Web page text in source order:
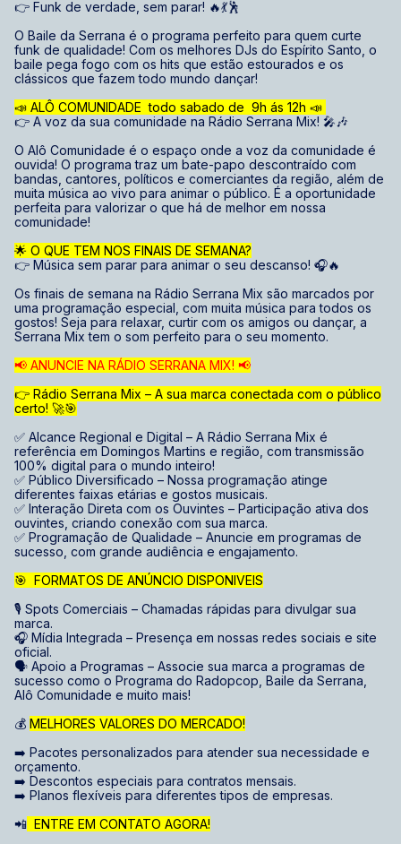
👉 Funk de verdade, sem parar! 🔥💃🕺
O Baile da Serrana é o programa perfeito para quem curte
funk de qualidade! Com os melhores DJs do Espírito Santo, o
baile pega fogo com os hits que estão estourados e os
clássicos que fazem todo mundo dançar!
📣 ALÔ COMUNIDADE todo sabado de 9h ás 12h 📣
👉 A voz da sua comunidade na Rádio Serrana Mix! 🎤🎶
O Alô Comunidade é o espaço onde a voz da comunidade é
ouvida! O programa traz um bate-papo descontraído com
bandas, cantores, políticos e comerciantes da região, além de
muita música ao vivo para animar o público. É a oportunidade
perfeita para valorizar o que há de melhor em nossa
comunidade!
🌟 O QUE TEM NOS FINAIS DE SEMANA?
👉 Música sem parar para animar o seu descanso! 🎧🔥
Os finais de semana na Rádio Serrana Mix são marcados por
uma programação especial, com muita música para todos os
gostos! Seja para relaxar, curtir com os amigos ou dançar, a
Serrana Mix tem o som perfeito para o seu momento.
📢 ANUNCIE NA RÁDIO SERRANA MIX! 📢
👉 Rádio Serrana Mix – A sua marca conectada com o público
certo! 🚀🎯
✅ Alcance Regional e Digital – A Rádio Serrana Mix é
referência em Domingos Martins e região, com transmissão
100% digital para o mundo inteiro!
✅ Público Diversificado – Nossa programação atinge
diferentes faixas etárias e gostos musicais.
✅ Interação Direta com os Ouvintes – Participação ativa dos
ouvintes, criando conexão com sua marca.
✅ Programação de Qualidade – Anuncie em programas de
sucesso, com grande audiência e engajamento.
🎯 FORMATOS DE ANÚNCIO DISPONIVEIS
🎙️ Spots Comerciais – Chamadas rápidas para divulgar sua
marca.
🎧 Mídia Integrada – Presença em nossas redes sociais e site
oficial.
🗣️ Apoio a Programas – Associe sua marca a programas de
sucesso como o Programa do Radopcop, Baile da Serrana,
Alô Comunidade e muito mais!
💰 MELHORES VALORES DO MERCADO!
➡️ Pacotes personalizados para atender sua necessidade e
orçamento.
➡️ Descontos especiais para contratos mensais.
➡️ Planos flexíveis para diferentes tipos de empresas.
📲 ENTRE EM CONTATO AGORA!